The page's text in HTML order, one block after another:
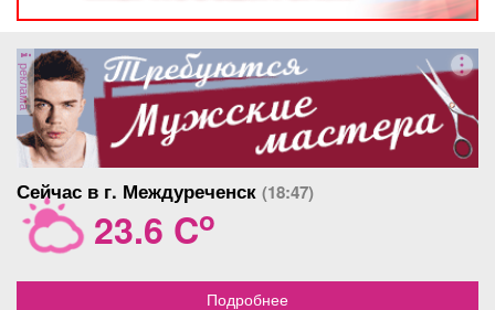
реклама
Сейчас в г. Междуреченск (18:47)
23.6 Co
Подробнее